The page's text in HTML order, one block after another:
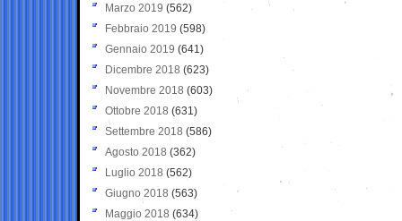
Marzo 2019 (562)
Febbraio 2019 (598)
Gennaio 2019 (641)
Dicembre 2018 (623)
Novembre 2018 (603)
Ottobre 2018 (631)
Settembre 2018 (586)
Agosto 2018 (362)
Luglio 2018 (562)
Giugno 2018 (563)
Maggio 2018 (634)